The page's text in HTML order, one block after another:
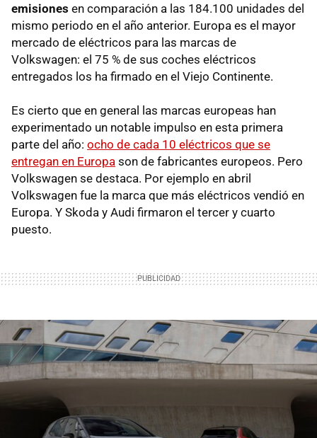
emisiones en comparación a las 184.100 unidades del
mismo periodo en el año anterior. Europa es el mayor
mercado de eléctricos para las marcas de
Volkswagen: el 75 % de sus coches eléctricos
entregados los ha firmado en el Viejo Continente.
Es cierto que en general las marcas europeas han
experimentado un notable impulso en esta primera
parte del año: ocho de cada 10 eléctricos que se
entregan en Europa son de fabricantes europeos. Pero
Volkswagen se destaca. Por ejemplo en abril
Volkswagen fue la marca que más eléctricos vendió en
Europa. Y Skoda y Audi firmaron el tercer y cuarto
puesto.